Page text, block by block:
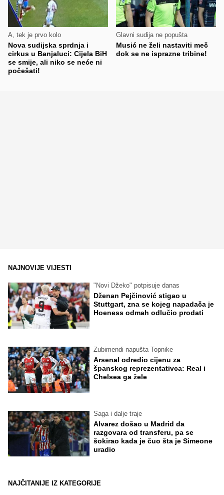
A, tek je prvo kolo
Nova sudijska sprdnja i
cirkus u Banjaluci: Cijela BiH
se smije, ali niko se neće ni
počešati!
Glavni sudija ne popušta
Musić ne želi nastaviti meč
dok se ne isprazne tribine!
NAJNOVIJE VIJESTI
"Novi Džeko" potpisuje danas
Dženan Pejčinović stigao u
Stuttgart, zna se kojeg napadača je
Hoeness odmah odlučio prodati
Zubimendi napušta Topnike
Arsenal odredio cijenu za
španskog reprezentativca: Real i
Chelsea ga žele
Saga i dalje traje
Alvarez došao u Madrid da
razgovara od transferu, pa se
šokirao kada je čuo šta je Simeone
uradio
NAJČITANIJE IZ KATEGORIJE